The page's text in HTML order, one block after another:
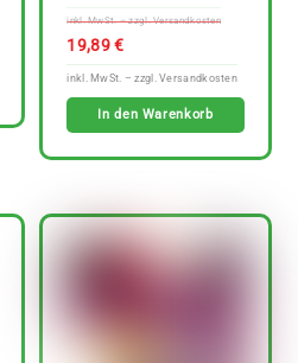
21,99 €
19,89€
Preis
ist:
In den Warenkorb